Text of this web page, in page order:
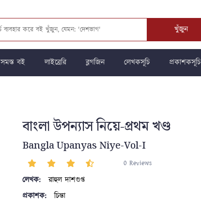
খুঁজুন
সমস্ত বই লাইব্রেরি ব্লগজিন লেখকসূচি প্রকাশকসূচি
বাংলা উপন্যাস নিয়ে-প্রথম খণ্ড
Bangla Upanyas Niye-Vol-I
0 Reviews
লেখক:
রাহুল দাশগুপ্ত
প্রকাশক:
চিন্তা